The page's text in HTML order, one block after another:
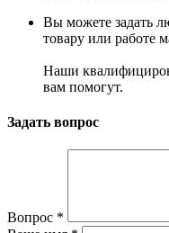
Вы можете задать
товару или работе
Наши
вам помогут.
Задать вопрос
Вопрос *